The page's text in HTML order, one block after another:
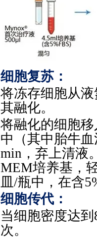
细胞复苏 ‌：
将冻存细胞从
其融化。
将融化的细胞
中（其中胎牛
min，弃上清液
MEM培养基，
皿/瓶中，在含
细胞传代 ‌：
当细胞密度达到
次。